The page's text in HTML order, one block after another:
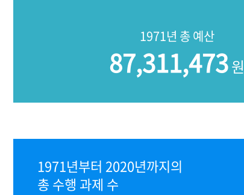
1971년 총 예산
87,311,473원
1971년부터 2020년까지의
총 수행 과제 수